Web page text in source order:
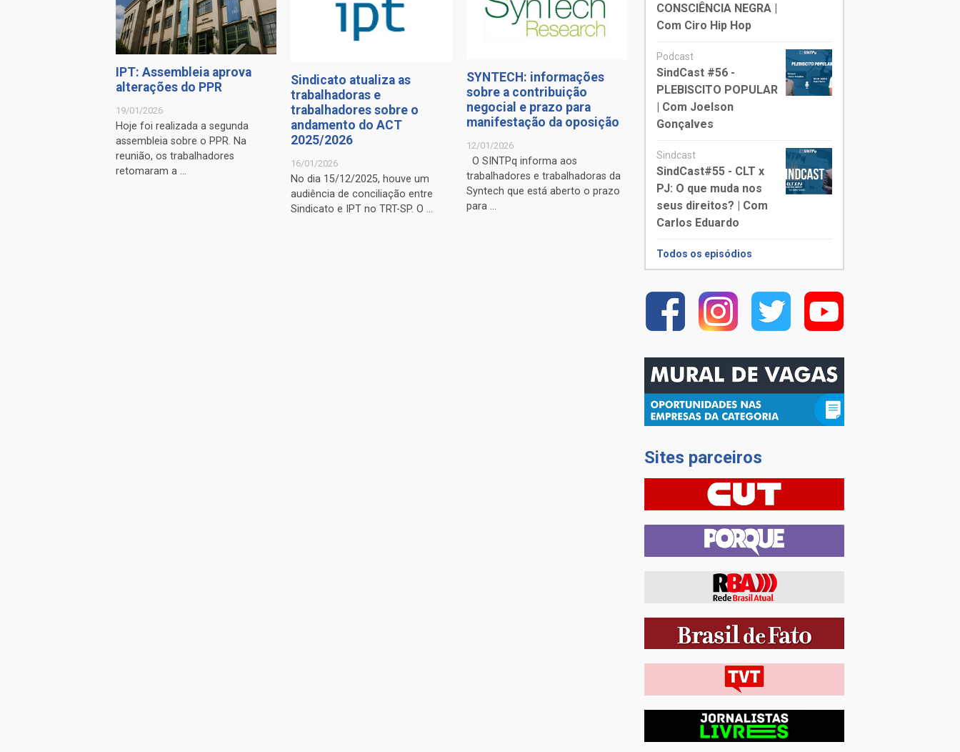
IPT: Assembleia aprova
alterações do PPR
19/01/2026
Hoje foi realizada a segunda
assembleia sobre o PPR. Na
reunião, os trabalhadores
retomaram a ...
Sindicato atualiza as
trabalhadoras e
trabalhadores sobre o
andamento do ACT
2025/2026
16/01/2026
No dia 15/12/2025, houve um
audiência de conciliação entre
Sindicato e IPT no TRT-SP. O ...
SYNTECH: informações
sobre a contribuição
negocial e prazo para
manifestação da oposição
12/01/2026
O SINTPq informa aos
trabalhadores e trabalhadoras da
Syntech que está aberto o prazo
para ...
CONSCIÊNCIA NEGRA |
Com Ciro Hip Hop
Podcast
SindCast #56 -
PLEBISCITO POPULAR
| Com Joelson
Gonçalves
Sindcast
SindCast#55 - CLT x
PJ: O que muda nos
seus direitos? | Com
Carlos Eduardo
Todos os episódios
Sites parceiros